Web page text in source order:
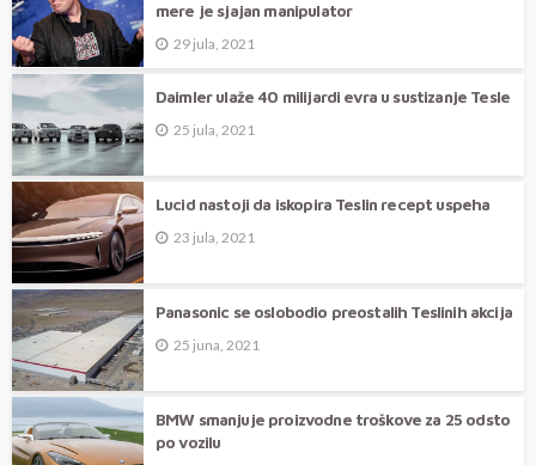
mere je sjajan manipulator
29 jula, 2021
Daimler ulaže 40 milijardi evra u sustizanje Tesle
25 jula, 2021
Lucid nastoji da iskopira Teslin recept uspeha
23 jula, 2021
Panasonic se oslobodio preostalih Teslinih akcija
25 juna, 2021
BMW smanjuje proizvodne troškove za 25 odsto
po vozilu